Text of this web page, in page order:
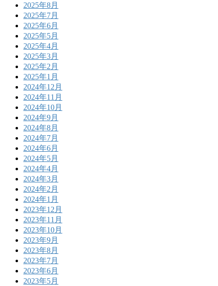
2025年8月
2025年7月
2025年6月
2025年5月
2025年4月
2025年3月
2025年2月
2025年1月
2024年12月
2024年11月
2024年10月
2024年9月
2024年8月
2024年7月
2024年6月
2024年5月
2024年4月
2024年3月
2024年2月
2024年1月
2023年12月
2023年11月
2023年10月
2023年9月
2023年8月
2023年7月
2023年6月
2023年5月